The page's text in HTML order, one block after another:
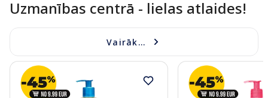
Uzmanības centrā - lielas atlaides!
Vairāk...